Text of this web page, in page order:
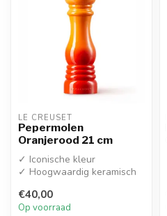
LE CREUSET
Pepermolen
Oranjerood 21 cm
✓ Iconische kleur
✓ Hoogwaardig keramisch
€40,00
Op voorraad